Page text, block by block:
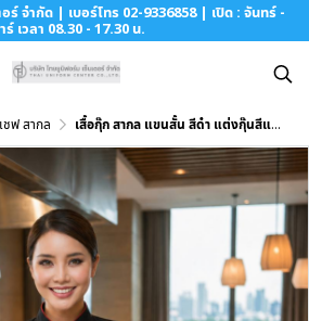
ร์ จำกัด | เบอร์โทร 02-9336858 | เปิด : จันทร์ -
ร์ เวลา 08.30 - 17.30 น.
ชฟ สากล เสื้อกุ๊ก สากล แขนสั้น สีดำ แต่งกุ๊นสีแดง